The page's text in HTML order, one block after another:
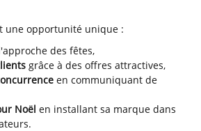
une opportunité unique :
des fêtes,
grâce à des offres attractives,
en communiquant de
Noël en installant sa marque dans